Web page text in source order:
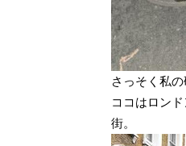
さっそく私
ココはロン
街。